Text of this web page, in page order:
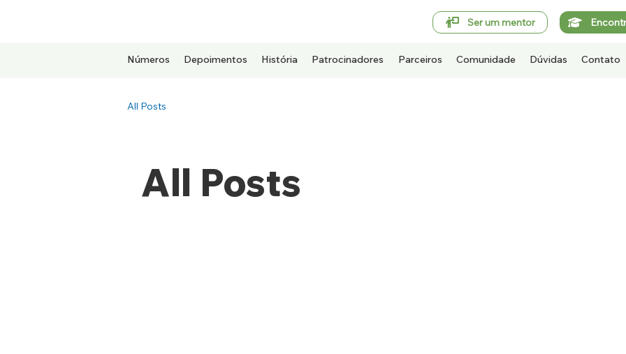
Ser um mentor
Números Depoimentos História Patrocinadores Parceiros Comunidade Dúvidas Contato
All Posts
All Posts